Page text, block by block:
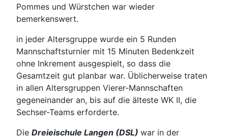
Pommes und Würstchen war wieder
bemerkenswert.
in jeder Altersgruppe wurde ein 5 Runden
Mannschaftsturnier mit 15 Minuten Bedenkzeit
ohne Inkrement ausgespielt, so dass die
Gesamtzeit gut planbar war. Üblicherweise traten
in allen Altersgruppen Vierer-Mannschaften
gegeneinander an, bis auf die älteste WK II, die
Sechser-Teams erforderte.
Die Dreieischule Langen (DSL) war in der